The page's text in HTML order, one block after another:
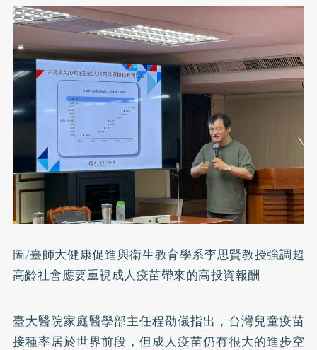
圖/臺師大健康促進與衛生教育學系李思賢教授強調超
高齡社會應要重視成人疫苗帶來的高投資報酬
臺大醫院家庭醫學部主任程劭儀指出，台灣兒童疫苗
接種率居於世界前段，但成人疫苗仍有很大的進步空